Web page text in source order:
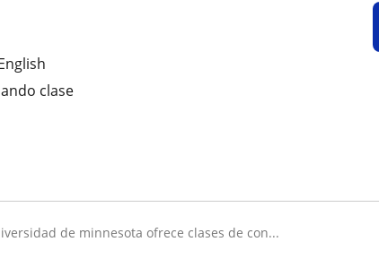
clase
de minnesota ofrece clases de con...